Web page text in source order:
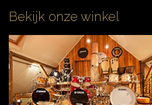
Bekijk onze winkel